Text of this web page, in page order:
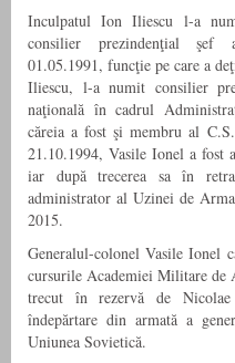
Inculpatul Ion Iliescu l-a
consilier prezindenţial şef
01.05.1991, funcţie pe care a
Iliescu, l-a numit consilier
naţională în cadrul
căreia a fost şi membru al
21.10.1994, Vasile Ionel a fost
iar după trecerea sa în
administrator al Uzinei de
2015.
Generalul-colonel Vasile Ionel
cursurile Academiei Militare de
trecut în rezervă de
îndepărtare din armată a
Uniunea Sovietică.